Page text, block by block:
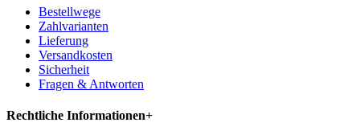
Bestellwege
Zahlvarianten
Lieferung
Versandkosten
Sicherheit
Fragen & Antworten
Rechtliche Informationen+